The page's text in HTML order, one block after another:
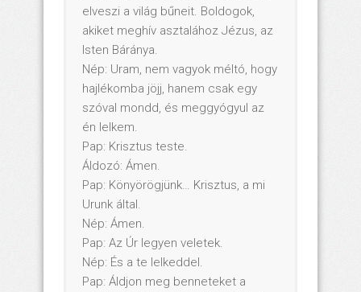
elveszi a világ bűneit. Boldogok,
akiket meghív asztalához Jézus, az
Isten Báránya.
Nép: Uram, nem vagyok méltó, hogy
hajlékomba jöjj, hanem csak egy
szóval mondd, és meggyógyul az
én lelkem.
Pap: Krisztus teste.
Áldozó: Ámen.
Pap: Könyörögjünk… Krisztus, a mi
Urunk által.
Nép: Ámen.
Pap: Az Úr legyen veletek.
Nép: És a te lelkeddel.
Pap: Áldjon meg benneteket a